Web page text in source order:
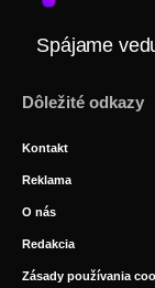
Spájame
Dôležité odkazy
Kontakt
Reklama
O nás
Redakcia
Zásady používania